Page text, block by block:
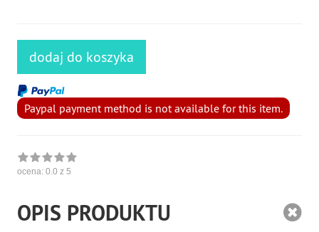
dodaj do koszyka
Paypal payment method is not available for this item.
ocena: 0.0 z 5
OPIS PRODUKTU